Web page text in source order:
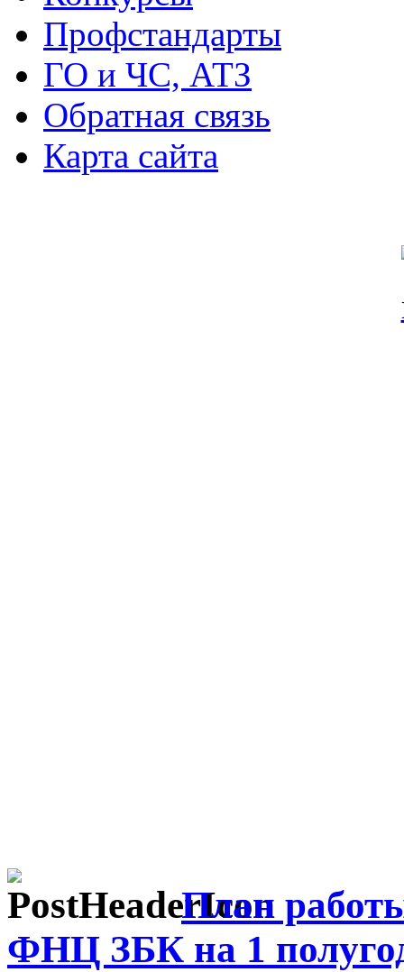
Профстандарты
ГО и ЧС, АТЗ
Обратная связь
Карта сайта
План
ФНЦ ЗБК на 1